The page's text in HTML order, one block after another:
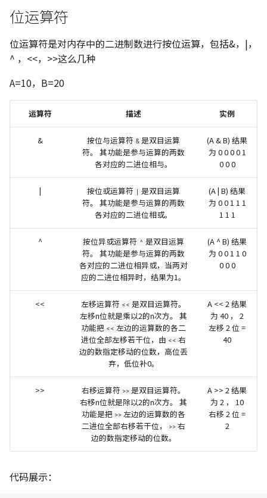
位运算符
位运算符是对内存中的二进制数进行按位运算，包括&，|，
^ ，<<，>>这么几种
A=10，B=20
运算符 描述 实例
& 按位与运算符 & 是双目运算
符。 其功能是参与运算的两数
各对应的二进位相与。
(A & B) 结果
为 0 0 0 0 1
0 0 0
| 按位或运算符 | 是双目运算
符。 其功能是参与运算的两数
各对应的二进位相或。
(A | B) 结果
为 0 0 1 1 1
1 1 1
^ 按位异或运算符 ^ 是双目运算
符。 其功能是参与运算的两数
各对应的二进位相异或，当两对
应的二进位相异时，结果为1。
(A ^ B) 结果
为 0 0 1 1 0
0 0 0
<< 左移运算符 << 是双目运算符。
左移n位就是乘以2的n次方。 其
功能把 << 左边的运算数的各二
进位全部左移若干位，由 << 右
边的数指定移动的位数，高位丢
弃，低位补0。
A << 2 结果
为 40 ， 2
左移 2 位 =
40
>> 右移运算符 >> 是双目运算符。
右移n位就是除以2的n次方。 其
功能是把 >> 左边的运算数的各
二进位全部右移若干位，
>> 右
边的数指定移动的位数。
A >> 2 结果
为 2 ， 10
右移 2 位 =
2
代码展示：